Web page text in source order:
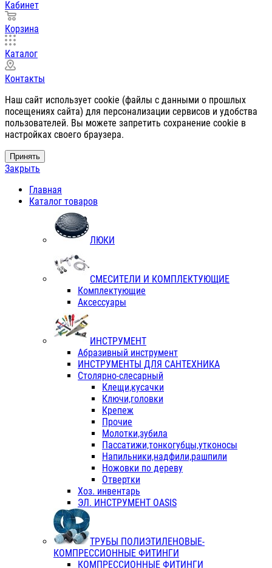
Кабинет
Корзина
Каталог
Контакты
Наш сайт использует cookie (файлы с данными о прошлых
посещениях сайта) для персонализации сервисов и удобства
пользователей. Вы можете запретить сохранение cookie в
настройках своего браузера.
Принять
Закрыть
Главная
Каталог товаров
ЛЮКИ
СМЕСИТЕЛИ И КОМПЛЕКТУЮЩИЕ
Комплектующие
Аксессуары
ИНСТРУМЕНТ
Абразивный инструмент
ИНСТРУМЕНТЫ ДЛЯ САНТЕХНИКА
Столярно-слесарный
Клещи,кусачки
Ключи,головки
Крепеж
Прочие
Молотки,зубила
Пассатижи,тонкогубцы,утконосы
Напильники,надфили,рашпили
Ножовки по дереву
Отвертки
Хоз. инвентарь
ЭЛ. ИНСТРУМЕНТ OASIS
ТРУБЫ ПОЛИЭТИЛЕНОВЫЕ-
КОМПРЕССИОННЫЕ ФИТИНГИ
КОМПРЕССИОННЫЕ ФИТИНГИ